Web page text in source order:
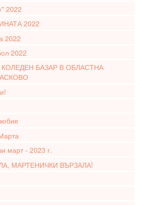
2022
2022
2022
2022
БАЗАР В ОБЛАСТНА
март - 2023 г.
МАРТЕНИЧКИ ВЪРЗАЛА!